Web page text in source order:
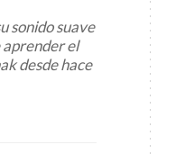
sonido suave
aprender el
desde hace